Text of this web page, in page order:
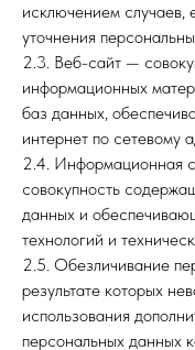
исключением случаев,
уточнения
2.3. Веб-сайт —
информационных
баз данных,
интернет по сетевому
2.4. Информационная
совокупность
данных и
технологий и
2.5. Обезличивание
результате которых
использования
персональных данных